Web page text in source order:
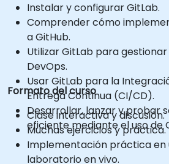
Instalar y configurar GitLab.
Comprender cómo
a GitHub.
Utilizar GitLab para
DevOps.
Usar GitLab para la
Entrega Continua (CI/CD).
Desarrollar, lanzar y probar
eficiente mediante el uso de
Formato del curso
Clase interactiva y discusión.
Muchas ejercicios y práctica.
Implementación práctica en
laboratorio en vivo.